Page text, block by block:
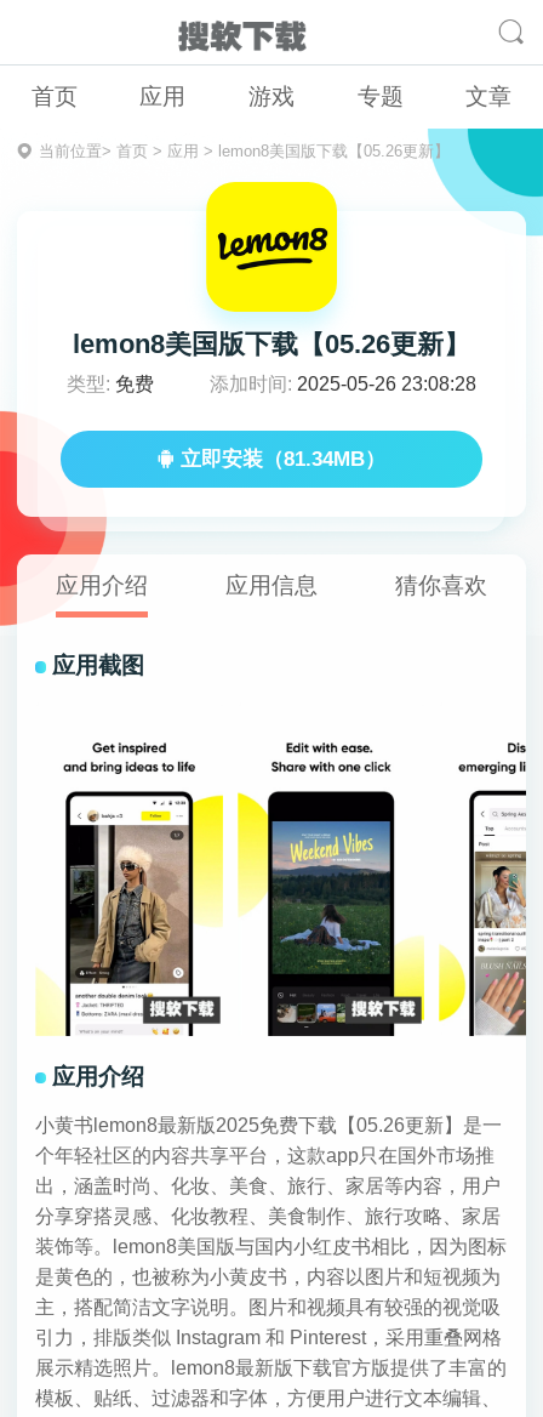
首页 应用 游戏 专题 文章
当前位置> 首页> 应用 > lemon8美国版下载【05.26更新】
lemon8美国版下载【05.26更新】
类型: 免费 添加时间: 2025-05-26 23:08:28
立即安装（81.34MB）
应用介绍 应用信息 猜你喜欢
应用截图
应用介绍
小黄书lemon8最新版2025免费下载【05.26更新】是一
个年轻社区的内容共享平台，这款app只在国外市场推
出，涵盖时尚、化妆、美食、旅行、家居等内容，用户
分享穿搭灵感、化妆教程、美食制作、旅行攻略、家居
装饰等。lemon8美国版与国内小红皮书相比，因为图标
是黄色的，也被称为小黄皮书，内容以图片和短视频为
主，搭配简洁文字说明。图片和视频具有较强的视觉吸
引力，排版类似 Instagram 和 Pinterest，采用重叠网格
展示精选照片。lemon8最新版下载官方版提供了丰富的
模板、贴纸、过滤器和字体，方便用户进行文本编辑、